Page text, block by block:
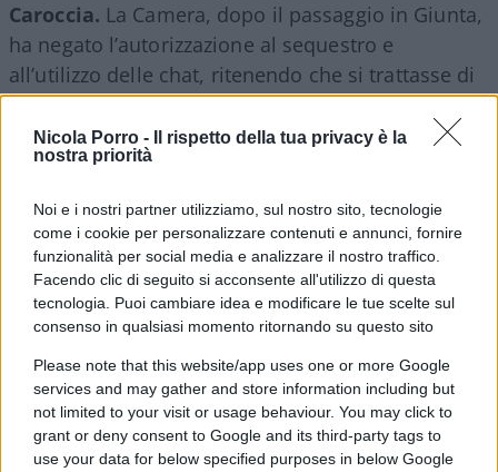
Nicola Porro -
Il rispetto della tua privacy è la
nostra priorità
Noi e i nostri partner utilizziamo, sul nostro sito, tecnologie
come i cookie per personalizzare contenuti e annunci, fornire
funzionalità per social media e analizzare il nostro traffico.
Facendo clic di seguito si acconsente all'utilizzo di questa
tecnologia. Puoi cambiare idea e modificare le tue scelte sul
consenso in qualsiasi momento ritornando su questo sito
Please note that this website/app uses one or more Google
services and may gather and store information including but
not limited to your visit or usage behaviour. You may click to
grant or deny consent to Google and its third-party tags to
use your data for below specified purposes in below Google
Caroccia. La Camera, dopo il passaggio in Giunta,
ha negato l’autorizzazione al sequestro e
all’utilizzo delle chat, ritenendo che si trattasse di
corrispondenza parlamentare tutelata dall’articolo
68 della Costituzione. La decisione ha
inevitabilmente diviso la politica tra chi parla di
parlamentari.
Il punto, però, è un altro.